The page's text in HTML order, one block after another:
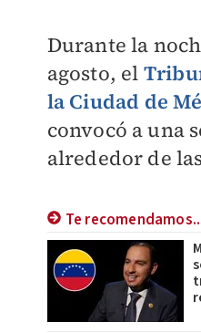
Durante la
agosto, el
la Ciudad de
convocó a una
alrededor de
Te